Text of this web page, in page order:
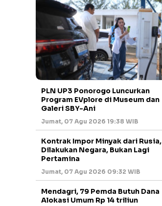
PLN UP3 Ponorogo Luncurkan
Program EVplore di Museum dan
Galeri SBY-Ani
Jumat, 07 Agu 2026 19:38 WIB
Kontrak Impor Minyak dari Rusia,
Dilakukan Negara, Bukan Lagi
Pertamina
Jumat, 07 Agu 2026 09:32 WIB
Mendagri, 79 Pemda Butuh Dana
Alokasi Umum Rp 14 triliun